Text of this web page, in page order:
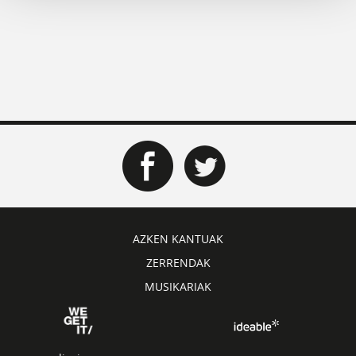
AZKEN KANTUAK
ZERRENDAK
MUSIKARIAK